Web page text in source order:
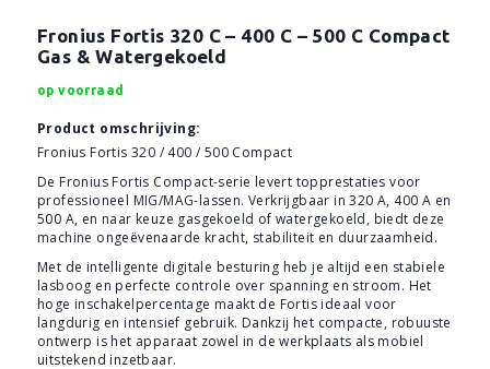
Fronius Fortis 320 C – 400 C – 500 C Compact
Gas & Watergekoeld
op voorraad
Product omschrijving:
Fronius Fortis 320 / 400 / 500 Compact
De Fronius Fortis Compact-serie levert topprestaties voor
professioneel MIG/MAG-lassen. Verkrijgbaar in 320 A, 400 A en
500 A, en naar keuze gasgekoeld of watergekoeld, biedt deze
machine ongeëvenaarde kracht, stabiliteit en duurzaamheid.
Met de intelligente digitale besturing heb je altijd een stabiele
lasboog en perfecte controle over spanning en stroom. Het
hoge inschakelpercentage maakt de Fortis ideaal voor
langdurig en intensief gebruik. Dankzij het compacte, robuuste
ontwerp is het apparaat zowel in de werkplaats als mobiel
uitstekend inzetbaar.